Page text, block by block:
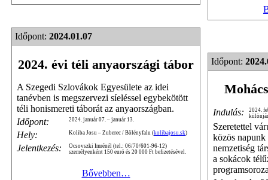
Időpont: 2024.01.07
2024. évi téli anyaországi tábor
A Szegedi Szlovákok Egyesülete az idei
tanévben is megszervezi síeléssel egybekötött
téli honismereti táborát az anyaországban.
Időpont:
2024. január 07. – január 13.
Hely: Koliba Josu – Zuberec / Bölényfalu (kolibajosu.sk)
Jelentkezés:
Ocsovszki Imrénél (tel.: 06/70/601-96-12)
személyenként 150 euró és 20 000 Ft befizetésével.
Bővebben…
Időpont:
Indulás:
2024.
Szeretettel
közös napunk
nemzetiség
a sokácok